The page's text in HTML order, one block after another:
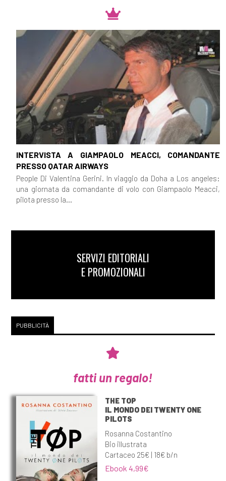
INTERVISTA A GIAMPAOLO MEACCI, COMANDANTE
PRESSO QATAR AIRWAYS
People Di Valentina Gerini. In viaggio da Doha a Los angeles:
una giornata da comandante di volo con Giampaolo Meacci,
pilota presso la...
SERVIZI EDITORIALI
E PROMOZIONALI
PUBBLICITÀ
fatti un regalo!
THE TOP
IL MONDO DEI TWENTY ONE
PILOTS
Rosanna Costantino
Bio illustrata
Cartaceo 25€ | 18€ b/n
Ebook 4,99€